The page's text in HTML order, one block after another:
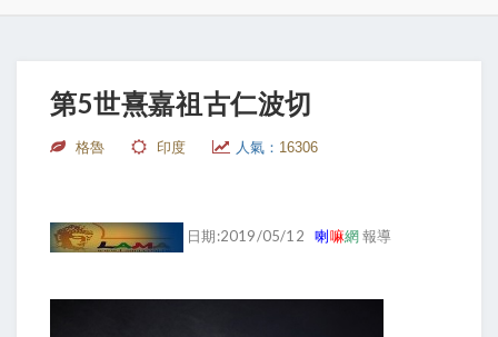
第5世熹嘉祖古仁波切
格魯 印度 人氣： 16306
日期:2019/05/12喇嘛網報導